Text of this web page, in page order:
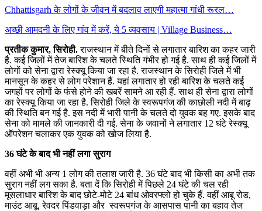
Chhattisgarh के लोगों के जीवन में बदलाव लाएगी महात्मा गांधी रूरल…
अच्छी आमदनी के लिए गांव में करें, ये 5 व्यवसाय | Village Business…
प्रतीक कुमार, सिरोही.राजस्थान में बीते दिनों से लगातार बारिश का कहर जारी
है. कई जिलों में तेज बारिश के चलते स्थिति गंभीर हो गई है. साथ ही कई जिलों में
लोगों को सेना द्वारा रेस्क्यू किया जा रहा है. राजस्थान के सिरोही जिले में भी
मानसून के कहर से लोग परेशान हैं. यहां लगातार हो रही बारिश के चलते कई
जगहों पर लोगों के फंसे होने की खबरें सामने आ रही हैं. साथ ही सेना द्वारा लोगों
का रेस्क्यू किया जा रहा है. सिरोही जिले के स्वरूपगंज की काछोली नदी में बाढ़
की स्थिति बन गई है. इस नदी में भारी पानी के चलते दो युवक बह गए. इसके बाद
सेना को मामले की जानकारी दी गई. सेना के जवानों ने लगातार 12 घंटे रेस्क्यू
ऑपरेशन चलाकर एक युवक को खोज लिया है.
36 घंटे के बाद भी नहीं लगा सुराग
वहीं अभी भी अन्य 1 लोग की तलाश जारी है. 36 घंटे बाद भी किसी का अभी तक
सुराग नहीं लग सका है. बता दें कि सिरोही में पिछले 24 घंटे की चल रही
मूसलाधार बारिश के बाद छोटे-मोटे 24 बांध ओवरफ्लो हो चुके हैं. वहीं आबू रोड,
माउंट आबू, रेवदर पिंडवाड़ा और स्वरूपगंज के आसपास पानी का बहाव तेज